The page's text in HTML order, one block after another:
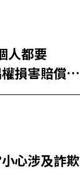
人都要
損害賠償怎
心涉及詐欺